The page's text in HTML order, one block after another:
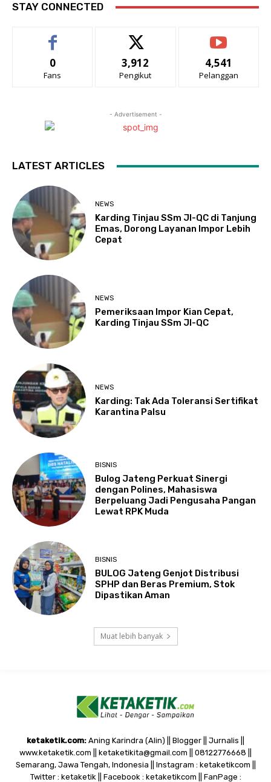
STAY CONNECTED
0
Fans
3,912
Pengikut
4,541
Pelanggan
- Advertisement -
LATEST ARTICLES
NEWS
Karding Tinjau SSm JI-QC di Tanjung
Emas, Dorong Layanan Impor Lebih
Cepat
NEWS
Pemeriksaan Impor Kian Cepat,
Karding Tinjau SSm JI-QC
NEWS
Karding: Tak Ada Toleransi Sertifikat
Karantina Palsu
BISNIS
Bulog Jateng Perkuat Sinergi
dengan Polines, Mahasiswa
Berpeluang Jadi Pengusaha Pangan
Lewat RPK Muda
BISNIS
BULOG Jateng Genjot Distribusi
SPHP dan Beras Premium, Stok
Dipastikan Aman
Muat lebih banyak
ketaketik.com: Aning Karindra (Alin) || Blogger || Jurnalis ||
www.ketaketik.com || ketaketikita@gmail.com || 08122776668 ||
Semarang, Jawa Tengah, Indonesia || Instagram : ketaketikcom ||
Twitter : ketaketik || Facebook : ketaketikcom || FanPage :